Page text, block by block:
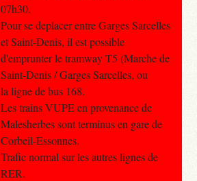
07h30.
Pour se deplacer entre Garges Sarcelles
et Saint-Denis, il est possible
d'emprunter le tramway T5 (Marche de
Saint-Denis / Garges Sarcelles, ou
la ligne de bus 168.
Les trains VUPE en provenance de
Malesherbes sont terminus en gare de
Corbeil-Essonnes.
Trafic normal sur les autres lignes de
RER.